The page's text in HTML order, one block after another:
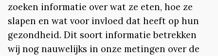
zoeken informatie over wat ze eten, hoe ze
slapen en wat voor invloed dat heeft op hun
gezondheid. Dit soort informatie betrekken
wij nog nauwelijks in onze metingen over de